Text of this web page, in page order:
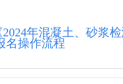
2024年混凝土、砂浆
名操作流程